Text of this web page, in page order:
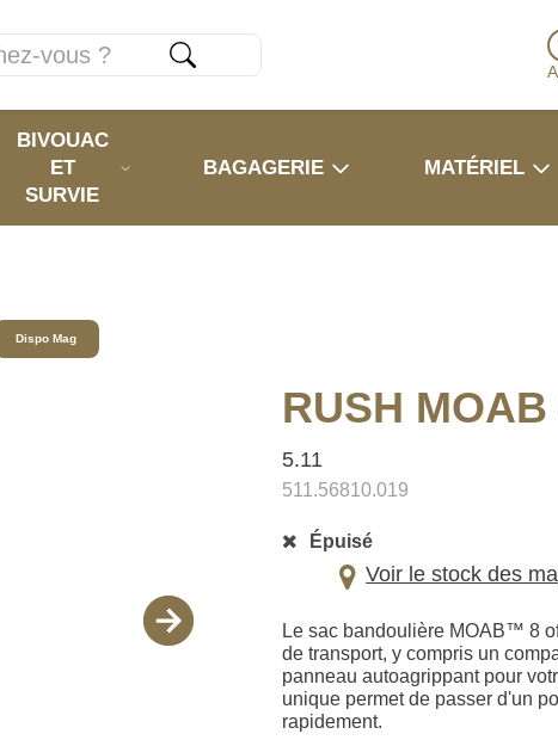
BIVOUAC
ET
SURVIE
BAGAGERIE MATÉRIEL
Dispo Mag
RUSH
5.11
511.56810.019
Épuisé
Voir le stock des
Le sac bandoulière MOAB™ 8
de transport, y compris un
panneau autoagrippant pour
unique permet de passer d'un
rapidement.